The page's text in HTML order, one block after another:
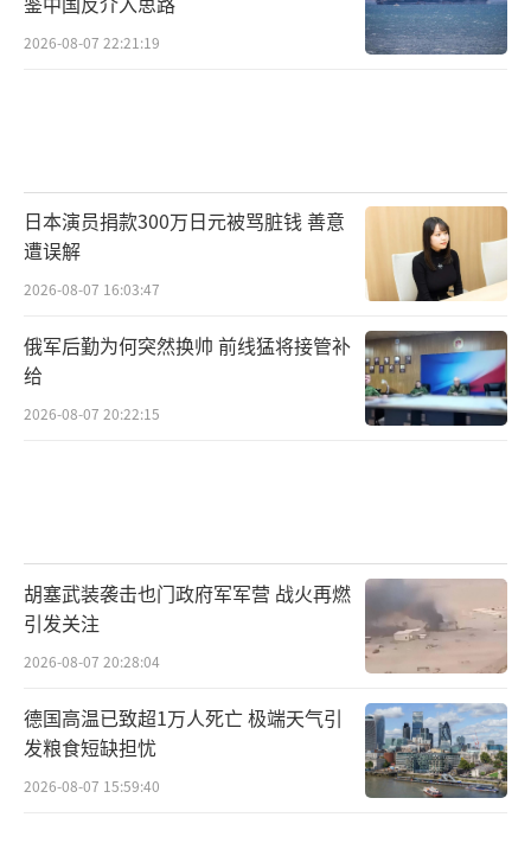
2026-08-07 22:21:19
日本演员捐款300万日元被骂脏钱 善意
遭误解
2026-08-07 16:03:47
俄军后勤为何突然换帅 前线猛将接管补
给
2026-08-07 20:22:15
胡塞武装袭击也门政府军军营 战火再燃
引发关注
2026-08-07 20:28:04
德国高温已致超1万人死亡 极端天气引
发粮食短缺担忧
2026-08-07 15:59:40